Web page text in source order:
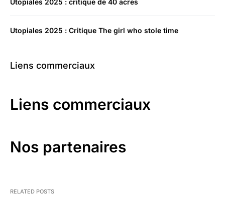
Utopiales 2025 : critique de 40 acres
Utopiales 2025 : Critique The girl who stole time
Liens commerciaux
Liens commerciaux
Nos partenaires
RELATED POSTS